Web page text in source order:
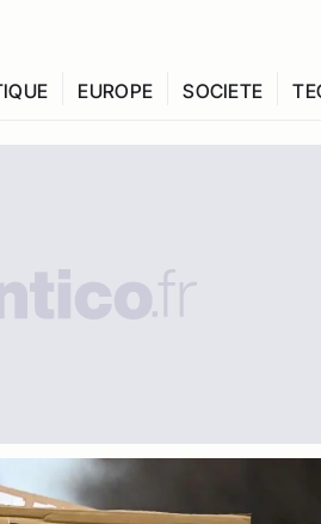
EUROPE SOCIETE